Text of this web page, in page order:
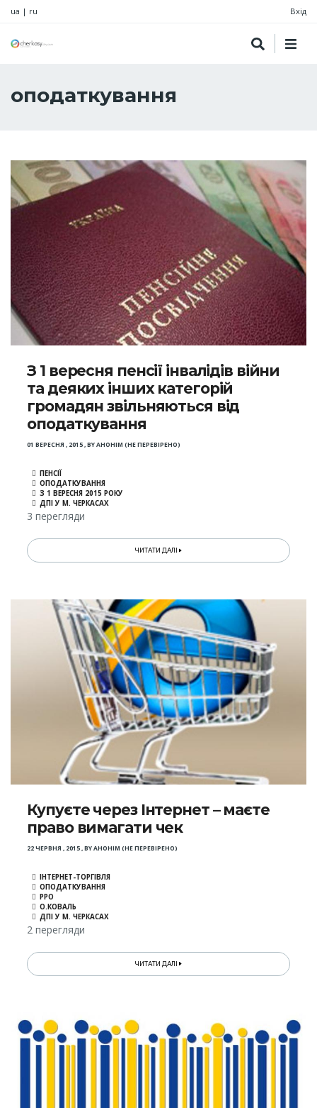
ua | ru Вхід
оподаткування
З 1 вересня пенсії інвалідів війни
та деяких інших категорій
громадян звільняються від
оподаткування
01 ВЕРЕСНЯ , 2015,BYАНОНІМ (НЕ ПЕРЕВІРЕНО)
ПЕНСІЇ
ОПОДАТКУВАННЯ
З 1 ВЕРЕСНЯ 2015 РОКУ
ДПІ У М. ЧЕРКАСАХ
3 перегляди
ЧИТАТИ ДАЛІ
Купуєте через Інтернет – маєте
право вимагати чек
22 ЧЕРВНЯ , 2015,BYАНОНІМ (НЕ ПЕРЕВІРЕНО)
ІНТЕРНЕТ-ТОРГІВЛЯ
ОПОДАТКУВАННЯ
РРО
О.КОВАЛЬ
ДПІ У М. ЧЕРКАСАХ
2 перегляди
ЧИТАТИ ДАЛІ